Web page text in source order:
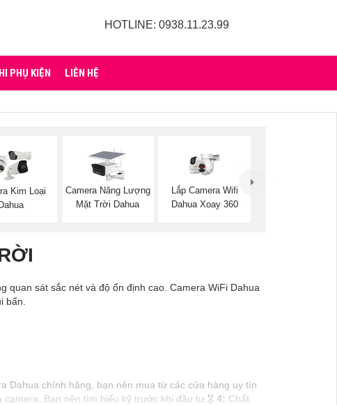
HOTLINE: 0938.11.23.99
PHỤ KIỆN LIÊN HỆ
Kim Loại
Camera Năng Lượng
Mặt Trời Dahua
Lắp Camera Wifi
Dahua Xoay 360
sát sắc nét và độ ổn định cao. Camera WiFi Dahua
bẩn.
Dahua chính hãng, bạn nên mua từ các cửa hàng uy tín
Bạn nên tìm hiểu kỹ trước khi đầu tư.🎖️ 4: Chất